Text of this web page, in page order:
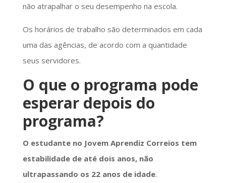
não atrapalhar o seu desempenho na escola.
Os horários de trabalho são determinados em cada
uma das agências, de acordo com a quantidade
seus servidores.
O que o programa pode
esperar depois do
programa?
O estudante no Jovem Aprendiz Correios tem
estabilidade de até dois anos, não
ultrapassando os 22 anos de idade.